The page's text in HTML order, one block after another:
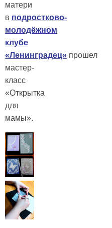
матери
в подростково-
молодёжном
клубе
«Ленинградец» прошел
мастер-
класс
«Открытка
для
мамы».